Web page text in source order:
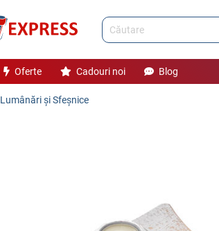
Oferte Cadouri noi Blog
Lumânări şi Sfeşnice